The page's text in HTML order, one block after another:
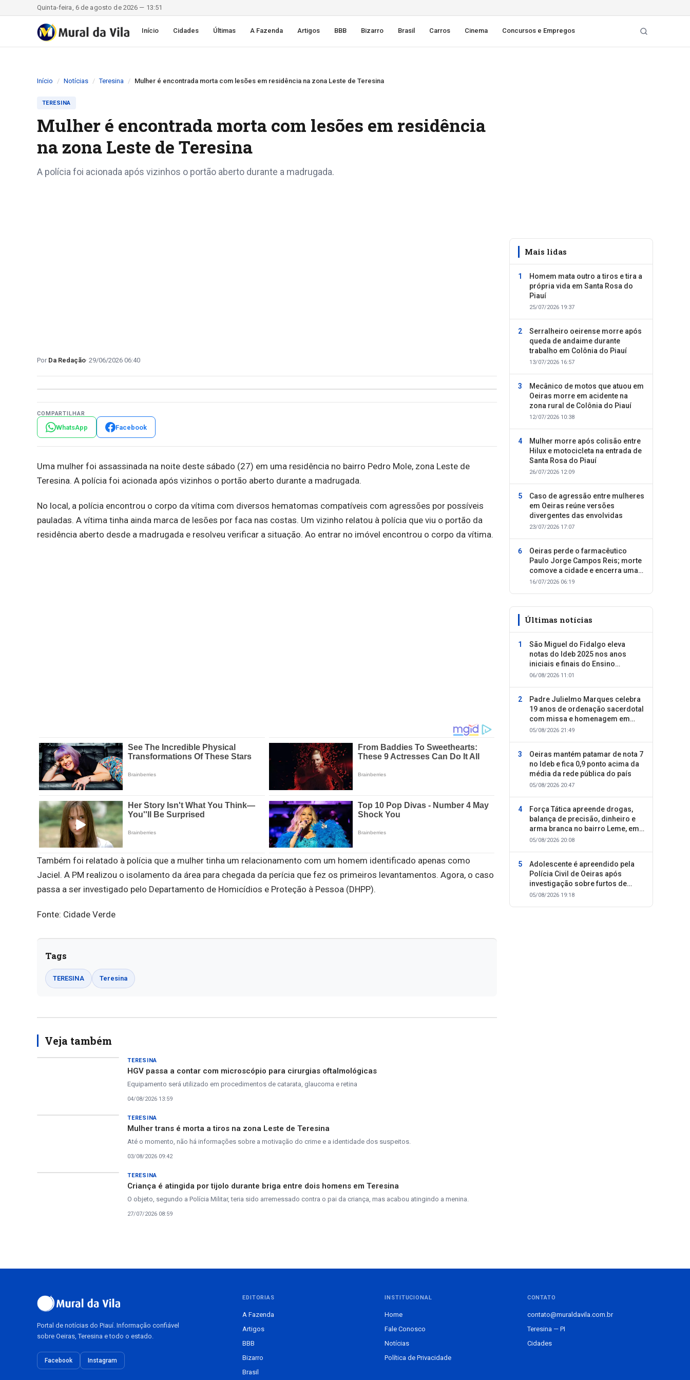
Quinta-feira, 6 de agosto de 2026 — 13:51
Início Cidades Últimas A Fazenda Artigos BBB Bizarro Brasil Carros Cinema Concursos e Empregos
Início Notícias Teresina Mulher é encontrada morta com lesões em residência na zona Leste de Teresina
TERESINA
Mulher é encontrada morta com lesões em residência
na zona Leste de Teresina
A polícia foi acionada após vizinhos o portão aberto durante a madrugada.
Da Redação 29/06/2026 06:40
COMPARTILHAR
WhatsApp Facebook
Uma mulher foi assassinada na noite deste sábado (27) em uma residência no bairro Pedro Mole, zona Leste de
Teresina. A polícia foi acionada após vizinhos o portão aberto durante a madrugada.
No local, a polícia encontrou o corpo da vítima com diversos hematomas compatíveis com agressões por possíveis
pauladas. A vítima tinha ainda marca de lesões por faca nas costas. Um vizinho relatou à polícia que viu o portão da
residência aberto desde a madrugada e resolveu verificar a situação. Ao entrar no imóvel encontrou o corpo da vítima.
Também foi relatado à polícia que a mulher tinha um relacionamento com um homem identificado apenas como
Jaciel. A PM realizou o isolamento da área para chegada da perícia que fez os primeiros levantamentos. Agora, o caso
passa a ser investigado pelo Departamento de Homicídios e Proteção à Pessoa (DHPP).
Fonte: Cidade Verde
Tags
TERESINA Teresina
Veja também
TERESINA
HGV passa a contar com microscópio para cirurgias oftalmológicas
Equipamento será utilizado em procedimentos de catarata, glaucoma e retina
04/08/2026 13:59
TERESINA
Mulher trans é morta a tiros na zona Leste de Teresina
Até o momento, não há informações sobre a motivação do crime e a identidade dos suspeitos.
03/08/2026 09:42
TERESINA
Criança é atingida por tijolo durante briga entre dois homens em Teresina
O objeto, segundo a Polícia Militar, teria sido arremessado contra o pai da criança, mas acabou atingindo a menina.
27/07/2026 08:59
Mais lidas
Homem mata outro a tiros e tira a
própria vida em Santa Rosa do
Piauí
25/07/2026 19:37
Serralheiro oeirense morre após
queda de andaime durante
trabalho em Colônia do Piauí
13/07/2026 16:57
Mecânico de motos que atuou em
Oeiras morre em acidente na
zona rural de Colônia do Piauí
12/07/2026 10:38
Mulher morre após colisão entre
Hilux e motocicleta na entrada de
Santa Rosa do Piauí
26/07/2026 12:09
Caso de agressão entre mulheres
em Oeiras reúne versões
divergentes das envolvidas
23/07/2026 17:07
Oeiras perde o farmacêutico
Paulo Jorge Campos Reis; morte
comove a cidade e encerra uma
trajetória dedicada ao cuidado
16/07/2026 06:19
Últimas notícias
São Miguel do Fidalgo eleva
notas do Ideb 2025 nos anos
iniciais e finais do Ensino
Fundamental
06/08/2026 11:01
Padre Julielmo Marques celebra
19 anos de ordenação sacerdotal
com missa e homenagem em
Colônia do Piauí
05/08/2026 21:49
Oeiras mantém patamar de nota 7
no Ideb e fica 0,9 ponto acima da
média da rede pública do país
05/08/2026 20:47
Força Tática apreende drogas,
balança de precisão, dinheiro e
arma branca no bairro Leme, em
Oeiras
05/08/2026 20:08
Adolescente é apreendido pela
Polícia Civil de Oeiras após
investigação sobre furtos de
motocicletas
05/08/2026 19:18
Portal de notícias do Piauí. Informação confiável
sobre Oeiras, Teresina e todo o estado.
Facebook Instagram
EDITORIAS
A Fazenda
Artigos
BBB
Bizarro
Brasil
INSTITUCIONAL
Home
Fale Conosco
Notícias
Política de Privacidade
CONTATO
contato@muraldavila.com.br
Teresina — PI
Cidades